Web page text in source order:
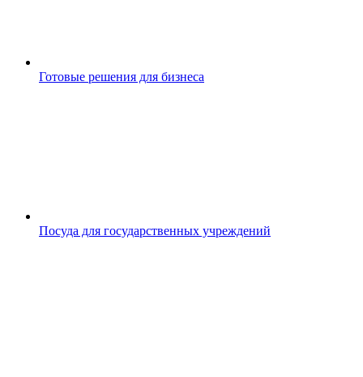
Готовые решения для бизнеса
Посуда для государственных учреждений